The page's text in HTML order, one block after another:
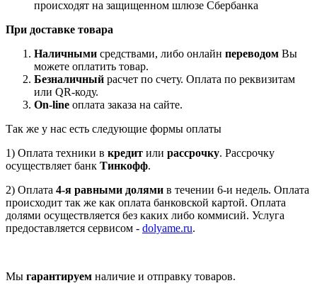
происходят на защищенном шлюзе Сбербанка
При доставке товара
Наличными средствами, либо онлайн переводом Вы
можете оплатить товар.
Безналичный расчет по счету. Оплата по реквизитам
или QR-коду.
On-line оплата заказа на сайте.
Так же у нас есть следующие формы оплаты
1) Оплата техники в кредит или рассрочку. Рассрочку
осуществляет банк Тинкофф.
2) Оплата 4-я равными долями в течении 6-и недель. Оплата
происходит так же как оплата банковской картой. Оплата
долями осуществляется без каких либо коммисий. Услуга
предоставляется сервисом - dolyame.ru.
Мы гарантируем наличие и отправку товаров.